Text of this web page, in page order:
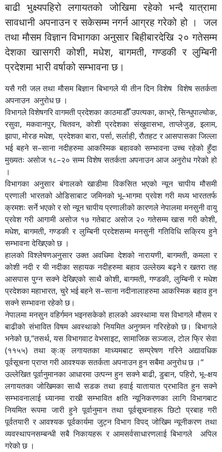
बाढी भुक्ष्यपहिरो लगायतको जोखिमा रहेको भन्दै यात्रामा
सावधानी अपनाउन र सकेसम्म नगर्न आग्रह गरेको हो । जल
तथा मौसम विज्ञान विभागका अनुसार बिहीबारदेखि २० गतेसम्म
देशका खासगरी कोशी, मधेश, बागमती, गण्डकी र लुम्बिनी
प्रदेशमा भारी वर्षाको सम्भावना छ।
यसै गरी जल तथा मौसम बिज्ञान बिभागले यी तीन दिन विशेष विशेष सतर्कता
अपनाउन अनुरोध छ ।
विभागले विशेषगरि वागमती प्रदेशका काठमाडौँ उपत्यका, काभ्रे, सिन्धुपाल्चोक,
रसुवा, मकवानपुर, चितवन, कोशी प्रदेशका संखुवासभा, ताप्लेजुङ, इलाम,
झापा, मोरङ मधेश, प्रदेशका बारा, पर्सा, सर्लाही, रौतहट र आसपासका जिल्ला
भई बहने स–साना नदीहरुमा आकस्मिक बहावको सम्भावना उच्च रहेको हुँदा
मुख्यतः असोज १८–२० सम्म विशेष सतर्कता अपनाउन आज अनुरोध गरेको हो
।
विभागका अनुसार बंगालको खाडीमा विकसित भएको न्यून चापीय मौसमी
प्रणाली भारतको ओडिसाबाट जमिनको भू–भागमा प्रवेश गरी मध्य भारततर्फ
क्रमशः सर्ने भएको र सो न्यून चापीय प्रणालीको कारणले नेपालमा मनसुनी वायु
प्रवेश गरी आगामी असोज १७ गतेबाट असोज २० गतेसम्म खास गरी कोशी,
मधेश, बागमती, गण्डकी र लुम्बिनी प्रदेशसम्म मनसुनी गतिविधि सक्रिय हुने
सम्भावना देखिएको छ ।
हालको विश्लेषणअनुसार उक्त अवधिमा देशको नारायणी, बागमती, कमला र
कोशी नदी र यी नदीका सहायक नदीहरुमा बहाव उल्लेख्य बढ्ने र खतरा तह
आसपास पुग्न सक्ने देखिएको साथै कोशी, बागमती, गण्डकी, लुम्बिनी र मधेश
प्रदेशका महाभारत, चुरे भई बहने स–साना नदीनालाहरुमा आकस्मिक बहाव हुन
सक्ने सम्भावना रहेको छ।
नेपालमा मनसुन वहिर्गमन भइनसकेको हालको अवस्थामा यस विभागले मौसम र
बाढीको संभावित विषम अवस्थाको नियमित अनुगमन गरिरहेको छ। बिभागले
भनेको छ,“तसर्थ, यस विभागवाट वेभसाइट, सामाजिक सञ्जाल, टोल फ्रि सेवा
(११५५) तथा क्ःक् लगायतका माध्यमबाट सम्प्रेषण गरिने अद्यावधिक
पूर्वसूचना प्राप्त गरी आवश्यक सतर्कता अपनाउन हुन सबैमा अनुरोध छ ।“
उल्लेखित पूर्वानुमानका आधारमा उत्पन्न हुन सक्ने बाढी, डुबान, पहिरो, भू–क्षय
लगायतका जोखिमका साथै सडक तथा हवाई यातायात प्रभावित हुन सक्ने
सम्भावनालाई ध्यानमा राखी सम्भावित क्षति न्यूनिकरणका लागि विभागबाट
नियमित रूपमा जारी हुने पूर्वानुमान तथा पूर्वसूचनाहरू छिटो प्रबाह गरी
पूर्वतयारी र आवश्यक पूर्वकार्यमा जुट्न विभाग विपद् जोखिम न्यूनीकरण तथा
व्यवस्थापनसम्बन्धी सबै निकायहरू र आमसर्वसाधारणलाई बिभागले अपिल
गरेको छ ।